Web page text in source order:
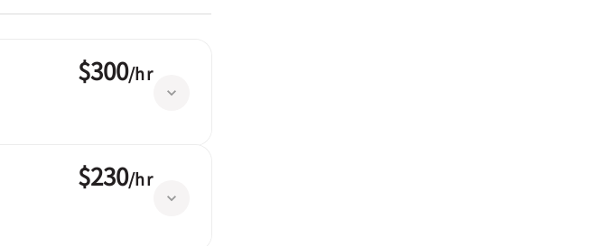
$300/hr
$230/hr